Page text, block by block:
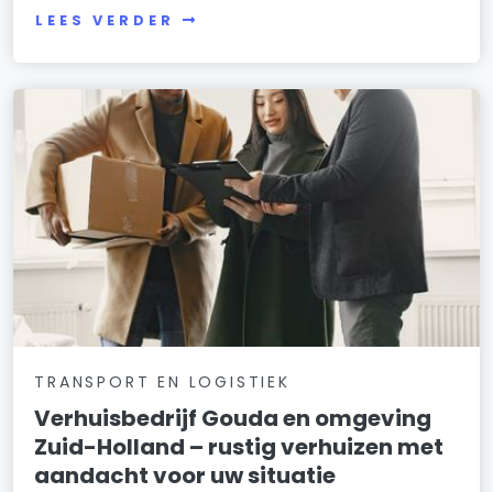
LEES VERDER
TRANSPORT EN LOGISTIEK
Verhuisbedrijf Gouda en omgeving
Zuid-Holland – rustig verhuizen met
aandacht voor uw situatie